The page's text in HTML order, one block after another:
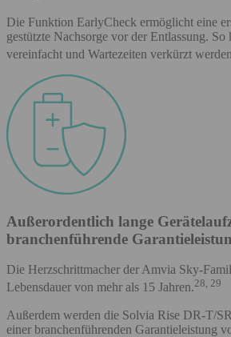
Die Funktion EarlyCheck ermöglicht eine
gestützte Nachsorge vor der Entlassung.
vereinfacht und Wartezeiten verkürzt
Außerordentlich lange
branchenführende
Die Herzschrittmacher der Amvia Sky-
Lebensdauer von mehr als 15 Jahren.28, 29
Außerdem werden die Solvia Rise DR-T/
einer branchenführenden Garantieleistung